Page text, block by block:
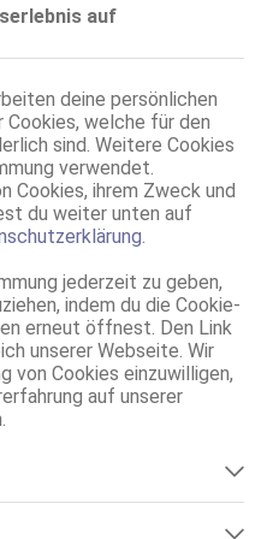
auf
deine persönlichen
Cookies, welche für den
sind. Weitere Cookies
verwendet.
Cookies, ihrem Zweck und
du weiter unten auf
.
jederzeit zu geben,
indem du die Cookie-
erneut öffnest. Den Link
unserer Webseite. Wir
von Cookies einzuwilligen,
auf unserer
Cookies, die für den
NSp, Franz b. Ihr
Av-Janny, The best Massage Relaxing!
26 Jahre, 70B, KF 34/36, 1.50m, teilrasiert, asiatisch
NSp, Franz b. Ihr